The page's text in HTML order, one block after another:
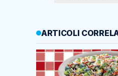
ARTICOLI